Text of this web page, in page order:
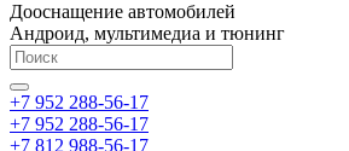
Дооснащение автомобилей
Андроид, мультимедиа и тюнинг
+7 952 288-56-17
+7 952 288-56-17
+7 812 988-56-17